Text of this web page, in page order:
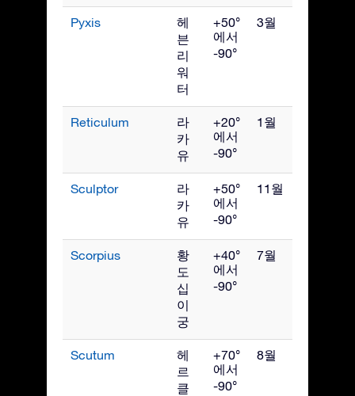
Pyxis
헤
븐
리
워
터
+50°
에서
-90°
3월
Reticulum
라
카
유
+20°
에서
-90°
1월
Sculptor
라
카
유
+50°
에서
-90°
11월
Scorpius
황
도
십
이
궁
+40°
에서
-90°
7월
Scutum
헤
르
클
+70°
에서
-90°
8월